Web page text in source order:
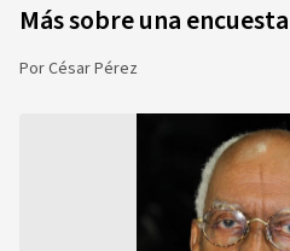
Más sobre una
PorCésar Pérez